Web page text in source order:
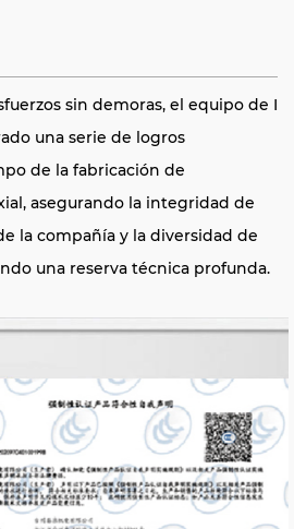
sin demoras, el equipo de I
una serie de logros
de la fabricación de
asegurando la integridad de
la compañía y la diversidad de
una reserva técnica profunda.